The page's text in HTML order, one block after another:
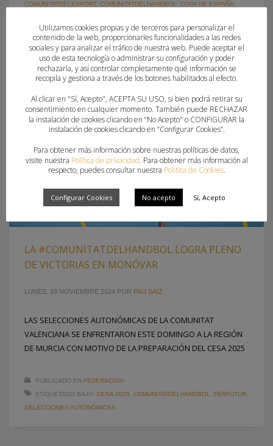
COMUNITATDELESPORT, COMUNITATDELHANDBOL COPA DE ESPAÑA
LA #COMUNITATDELHANDBOL LOGRA PLENO
DE VICTORIAS EN MONÓVAR
LUNES, 18 NOVIEMBRE 2024 POR PAU SAIZ
LAS SELECCIONES AUTONÓMICAS DE LA COMUNITAT
VALENCIANA SE ENFRENTARON ESTE DOMINGO A LA REGIÓN
DE MURCIA CON MOTIVO DE LA PREPARACIÓN DEL CESA 2025
PUBLICADO EN FEDERACION
ETIQUETADO BAJO: CESA 2025 COMUNITATDELHANDBOL FERFUTUR
SELECCIONES AUTONÓMICAS
Utilizamos cookies propias y de terceros para personalizar el
contenido de la web, proporcionarles funcionalidades a las redes
sociales y para analizar el tráfico de nuestra web. Puede aceptar el
uso de esta tecnología o administrar su configuración y poder
rechazarla, y así controlar completamente qué información se
recopila y gestiona a través de los botones habilitados al efecto.
Al clicar en "Sí, Acepto", ACEPTA SU USO, si bien podrá retirar su
consentimiento en cualquier momento. También puede RECHAZAR
la instalación de cookies clicando en “No Acepto" o CONFIGURAR la
instalación de cookies clicando en “Configurar Cookies”.
Para obtener más información sobre nuestras políticas de datos,
visite nuestra Política de privacidad. Para obtener más información al
respecto, puedes consultar nuestra Política de Cookies.
Configurar Cookies No acepto Sí, Acepto